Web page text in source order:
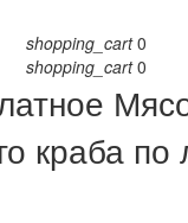
shopping_cart 0
shopping_cart 0
краба